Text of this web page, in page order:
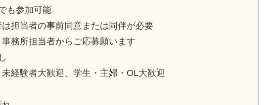
も参加可能
担当者の事前同意または同伴が必要
務所担当者からご応募願います
経験者大歓迎、学生・主婦・OL大歓迎